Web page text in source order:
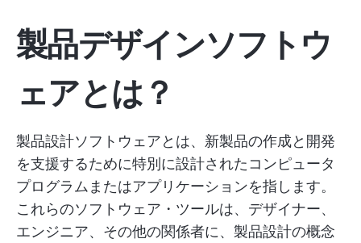
製品デザインソフトウ
ェアとは？
製品設計ソフトウェアとは、新製品の作成と開発
を支援するために特別に設計されたコンピュータ
プログラムまたはアプリケーションを指します。
これらのソフトウェア・ツールは、デザイナー、
エンジニア、その他の関係者に、製品設計の概念